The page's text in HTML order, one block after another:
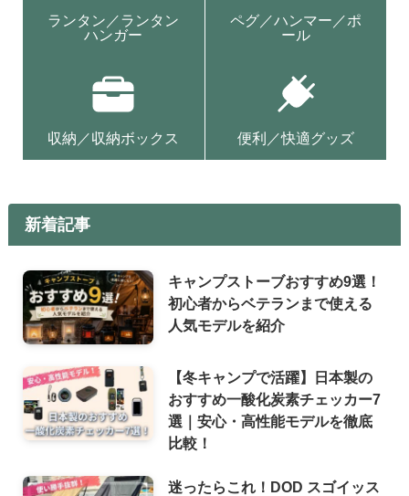
ランタン／ランタン
ハンガー
ペグ／ハンマー／ポ
ール
収納／収納ボックス 便利／快適グッズ
新着記事
キャンプストーブおすすめ9選！
初心者からベテランまで使える
人気モデルを紹介
【冬キャンプで活躍】日本製の
おすすめ一酸化炭素チェッカー7
選｜安心・高性能モデルを徹底
比較！
迷ったらこれ！DOD スゴイッス